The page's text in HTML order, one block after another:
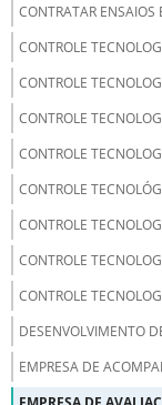
CONTRATAR ENSAIOS
CONTROLE
CONTROLE
CONTROLE
CONTROLE
CONTROLE
CONTROLE
CONTROLE
CONTROLE
DESENVOLVIMENTO
EMPRESA DE